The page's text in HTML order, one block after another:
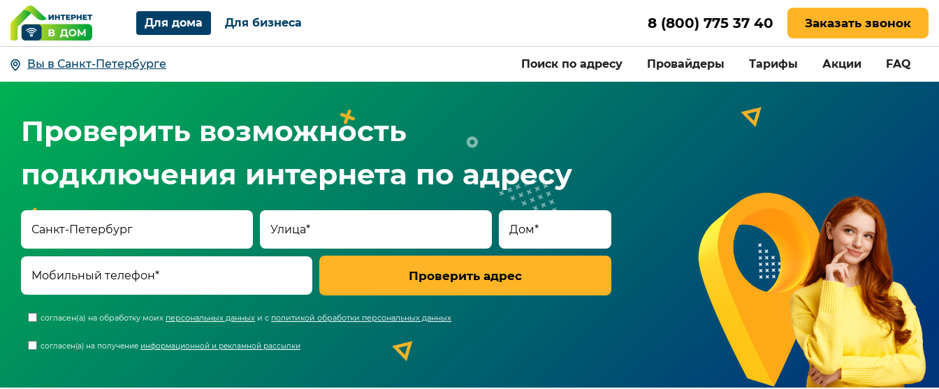
Для дома Для бизнеса 8 (800) 775 37 40 Заказать звонок
Вы в Санкт-Петербурге Поиск по адресу Провайдеры Тарифы Акции FAQ
Проверить возможность
подключения интернета по адресу
Проверить адрес
согласен(а) на обработку моих персональных данных и с политикой обработки персональных данных
согласен(а) на получение информационной и рекламной рассылки